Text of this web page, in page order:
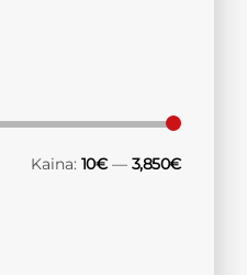
Kaina: 10€— 3,850€